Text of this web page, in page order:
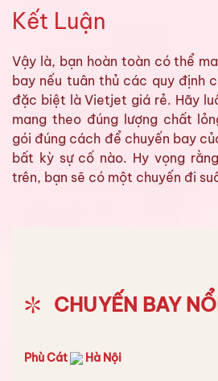
Kết Luận
Vậy là, bạn hoàn toàn có thể
bay nếu tuân thủ các quy định
đặc biệt là Vietjet giá rẻ. Hãy
mang theo đúng lượng chất
gói đúng cách để chuyến bay
bất kỳ sự cố nào. Hy vọng
trên, bạn sẽ có một chuyến đi
CHUYẾN BAY
Phù Cát Hà Nội